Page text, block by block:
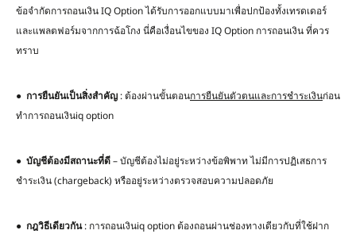
ข้อจำกัดการถอนเงิน IQ Option ได้รับการออกแบบมาเพื่อปกป้องทั้งเทรดเดอร์
และแพลตฟอร์มจากการฉ้อโกง นี่คือเงื่อนไขของ IQ Option การถอนเงิน ที่ควร
ทราบ
● การยืนยันเป็นสิ่งสำคัญ : ต้องผ่านขั้นตอนการยืนยันตัวตนและการชำระเงินก่อน
ทำการถอนเงินiq option
● บัญชีต้องมีสถานะที่ดี– บัญชีต้องไม่อยู่ระหว่างข้อพิพาท ไม่มีการปฏิเสธการ
ชำระเงิน (chargeback) หรืออยู่ระหว่างตรวจสอบความปลอดภัย
● กฎวิธีเดียวกัน: การถอนเงินiq option ต้องถอนผ่านช่องทางเดียวกับที่ใช้ฝาก